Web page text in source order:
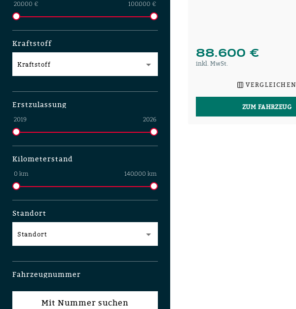
20.000 € 100.000 €
Kraftstoff
Kraftstoff
Erstzulassung
2019 2026
Kilometerstand
0 km 140.000 km
Standort
Standort
Fahrzeugnummer
Mit Nummer suchen
88.600 €
inkl. MwSt.
VERGLEICHEN
ZUM FAHRZEUG